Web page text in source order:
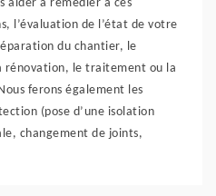
aider à remédier à ces
l’évaluation de l’état de votre
du chantier, le
rénovation, le traitement ou la
ferons également les
(pose d’une isolation
changement de joints,